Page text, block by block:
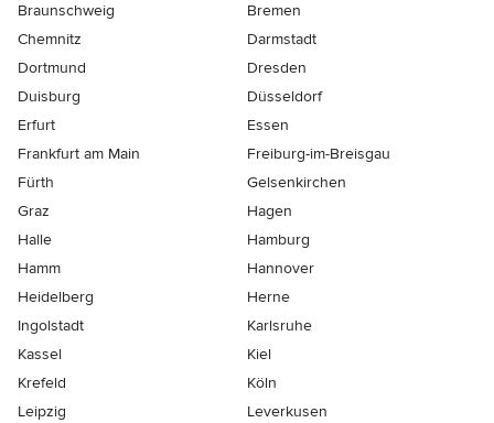
Braunschweig
Bremen
Chemnitz
Darmstadt
Dortmund
Dresden
Duisburg
Düsseldorf
Erfurt
Essen
Frankfurt am Main
Freiburg-im-Breisgau
Fürth
Gelsenkirchen
Graz
Hagen
Halle
Hamburg
Hamm
Hannover
Heidelberg
Herne
Ingolstadt
Karlsruhe
Kassel
Kiel
Krefeld
Köln
Leipzig
Leverkusen